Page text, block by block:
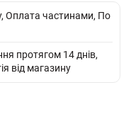
Оплата частинами, По
протягом 14 днів,
від магазину